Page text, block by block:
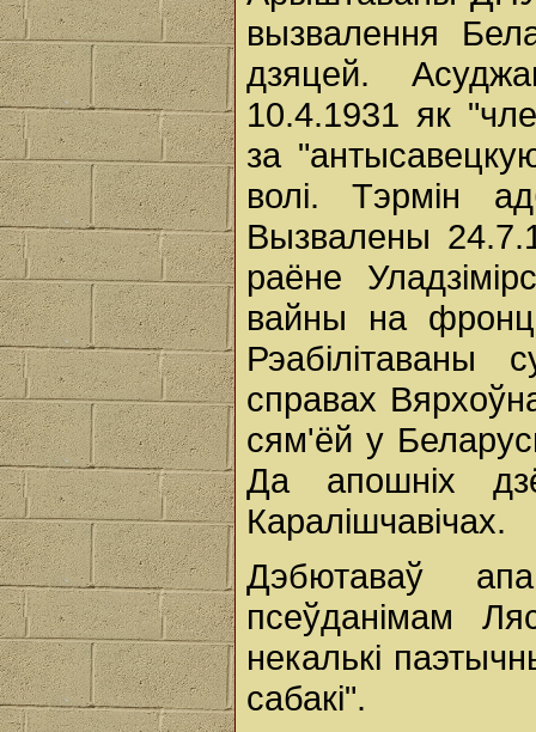
вызвалення
дзяцей.
10.4.1931 як
за
волі. Тэрмін
Вызвалены
раёне
вайны на
Рэабілітаваны
справах
сям'ёй у
Да апошніх
Каралішчавічах.
Дэбютаваў
псеўданімам
некалькі
сабакі".